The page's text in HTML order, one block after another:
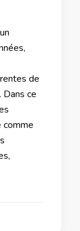
de
ce
comme